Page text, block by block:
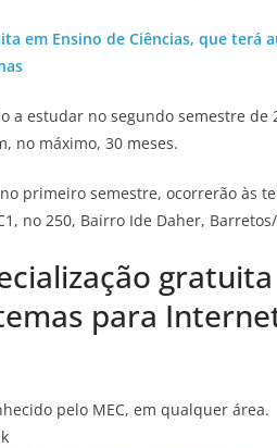
em Ensino de Ciências, que terá
a estudar no segundo semestre de
no máximo, 30 meses.
primeiro semestre, ocorrerão às
no 250, Bairro Ide Daher, Barretos/
para
pelo MEC, em qualquer área.